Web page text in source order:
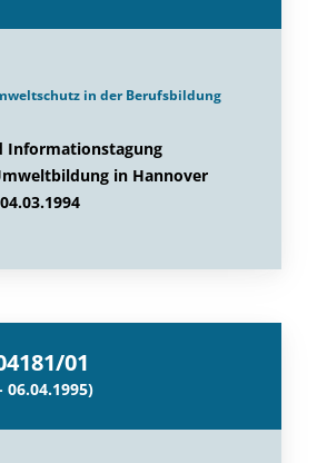
in der Berufsbildung
Informationstagung
in Hannover
01
06.04.1995)